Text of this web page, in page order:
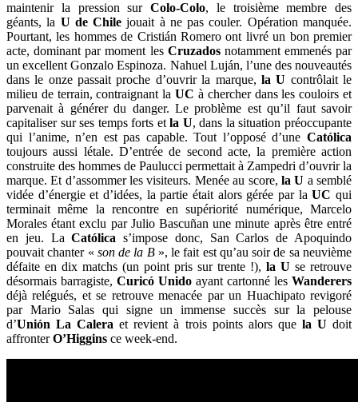
maintenir la pression sur Colo-Colo, le troisième membre des
géants, la U de Chile jouait à ne pas couler. Opération manquée.
Pourtant, les hommes de Cristián Romero ont livré un bon premier
acte, dominant par moment les Cruzadosnotamment emmenés par
un excellent Gonzalo Espinoza. Nahuel Luján, l’une des nouveautés
dans le onze passait proche d’ouvrir la marque, la U contrôlait le
milieu de terrain, contraignant laUC à chercher dans les couloirs et
parvenait à générer du danger. Le problème est qu’il faut savoir
capitaliser sur ses temps forts etla U, dans la situation préoccupante
qui l’anime, n’en est pas capable. Tout l’opposé d’une Católica
toujours aussi létale. D’entrée de second acte, la première action
construite des hommes de Paulucci permettait à Zampedri d’ouvrir la
marque. Et d’assommer les visiteurs. Menée au score, la U a semblé
vidée d’énergie et d’idées, la partie était alors gérée par laUC qui
terminait même la rencontre en supériorité numérique, Marcelo
Morales étant exclu par Julio Bascuñan une minute après être entré
en jeu. LaCatólica s’impose donc, San Carlos de Apoquindo
pouvait chanter « son de la B», le fait est qu’au soir de sa neuvième
défaite en dix matchs (un point pris sur trente !), la U se retrouve
désormais barragiste, Curicó Unido ayant cartonné les Wanderers
déjà relégués, et se retrouve menacée par un Huachipato revigoré
par Mario Salas qui signe un immense succès sur la pelouse
d’Unión La Calera et revient à trois points alors que la U doit
affronterO’Higgins ce week-end.